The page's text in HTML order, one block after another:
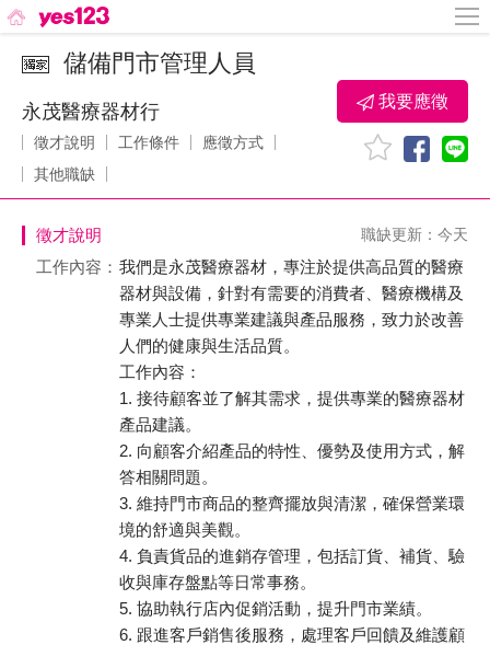
儲備門市管理人員
永茂醫療器材行
徵才說明 工作條件
應徵方式
其他職缺
我要應徵
徵才說明 職缺更新：今天
工作內容： 我們是永茂醫療器材，專注於提供高品質的醫療
器材與設備，針對有需要的消費者、醫療機構及
專業人士提供專業建議與產品服務，致力於改善
人們的健康與生活品質。
工作內容：
1. 接待顧客並了解其需求，提供專業的醫療器材
產品建議。
2. 向顧客介紹產品的特性、優勢及使用方式，解
答相關問題。
3. 維持門市商品的整齊擺放與清潔，確保營業環
境的舒適與美觀。
4. 負責貨品的進銷存管理，包括訂貨、補貨、驗
收與庫存盤點等日常事務。
5. 協助執行店內促銷活動，提升門市業績。
6. 跟進客戶銷售後服務，處理客戶回饋及維護顧